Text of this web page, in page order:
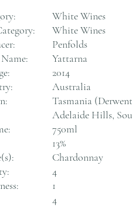
White Wines
White Wines
Penfolds
Yattarna
2014
Australia
Tasmania
Adelaide Hills,
750ml
13%
Chardonnay
4
1
4